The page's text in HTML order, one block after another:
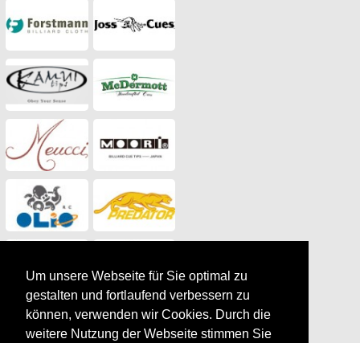
Um unsere Webseite für Sie optimal zu
gestalten und fortlaufend verbessern zu
können, verwenden wir Cookies. Durch die
weitere Nutzung der Webseite stimmen Sie